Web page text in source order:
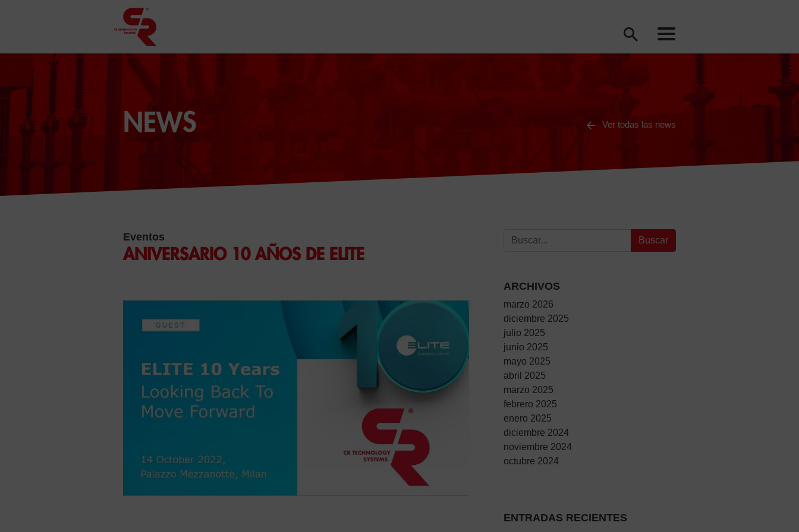
NEWS Ver todas las news
Eventos
ANIVERSARIO 10 AÑOS DE ELITE
Buscar:
ARCHIVOS
marzo 2026
diciembre 2025
julio 2025
junio 2025
mayo 2025
abril 2025
marzo 2025
febrero 2025
enero 2025
diciembre 2024
noviembre 2024
octubre 2024
ENTRADAS RECIENTES